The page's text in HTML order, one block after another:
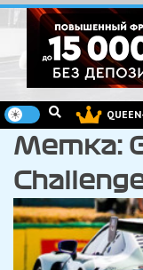
Перейти
к
содержимому
Метка: